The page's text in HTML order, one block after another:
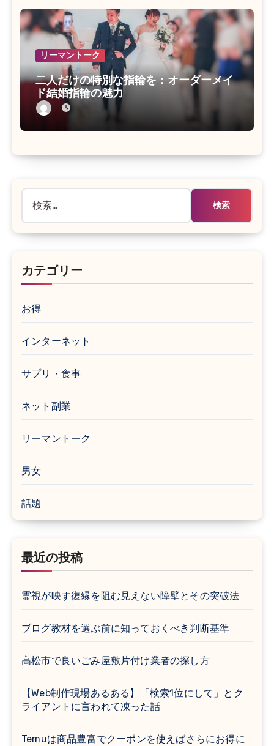
リーマントーク
二人だけの特別な指輪を：オーダーメイ
ド結婚指輪の魅力
カテゴリー
お得
インターネット
サプリ・食事
ネット副業
リーマントーク
男女
話題
最近の投稿
霊視が映す復縁を阻む見えない障壁とその突破法
ブログ教材を選ぶ前に知っておくべき判断基準
高松市で良いごみ屋敷片付け業者の探し方
【Web制作現場あるある】「検索1位にして」とク
ライアントに言われて凍った話
Temuは商品豊富でクーポンを使えばさらにお得に